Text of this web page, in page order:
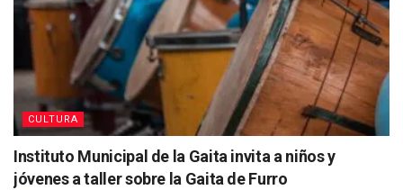
CULTURA
Instituto Municipal de la Gaita invita a niños y
jóvenes a taller sobre la Gaita de Furro